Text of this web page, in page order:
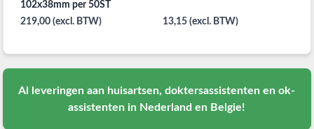
102x38mm per 50ST
219,00 (excl. BTW)
13,15 (excl. BTW)
Al
leveringen aan huisartsen, doktersassistenten en ok-
assistenten in Nederland en Belgie!